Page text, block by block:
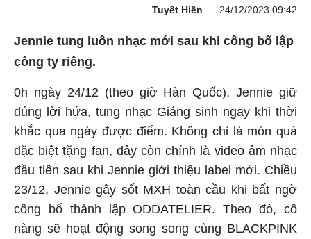
Tuyết Hiền 24/12/2023 09:42
Jennie tung luôn nhạc mới sau khi công bố lập
công ty riêng.
0h ngày 24/12 (theo giờ Hàn Quốc), Jennie giữ
đúng lời hứa, tung nhạc Giáng sinh ngay khi thời
khắc qua ngày được điểm. Không chỉ là món quà
đặc biệt tặng fan, đây còn chính là video âm nhạc
đầu tiên sau khi Jennie giới thiệu label mới. Chiều
23/12, Jennie gây sốt MXH toàn cầu khi bất ngờ
công bố thành lập ODDATELIER. Theo đó, cô
nàng sẽ hoạt động song song cùng BLACKPINK